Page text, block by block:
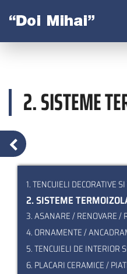
content
2. SISTEME
1. TENCUIELI DECORATIVE
2. SISTEME
3. ASANARE / RENOVARE /
4. ORNAMENTE /
5. TENCUIELI DE INTERIOR
6. PLACARI CERAMICE /